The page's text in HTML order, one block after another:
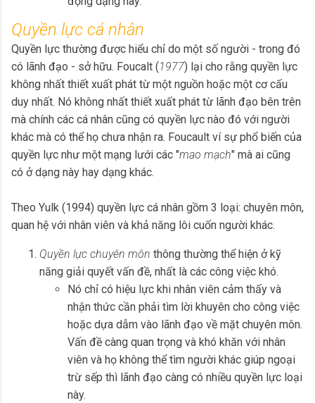
Quyền lực cá nhân
Quyền lực thường được hiểu chỉ do một số người - trong đó
có lãnh đạo - sở hữu. Foucalt (1977) lại cho rằng quyền lực
không nhất thiết xuất phát từ một nguồn hoặc một cơ cấu
duy nhất. Nó không nhất thiết xuất phát từ lãnh đạo bên trên
mà chính các cá nhân cũng có quyền lực nào đó với người
khác mà có thể họ chưa nhận ra. Foucault ví sự phổ biến của
quyền lực như một mạng lưới các "mao mạch" mà ai cũng
có ở dạng này hay dạng khác.
Theo Yulk (1994) quyền lực cá nhân gồm 3 loại: chuyên môn,
quan hệ với nhân viên và khả năng lôi cuốn người khác.
Quyền lực chuyên môn thông thường thể hiện ở kỹ
năng giải quyết vấn đề, nhất là các công việc khó.
Nó chỉ có hiệu lực khi nhân viên cảm thấy và
nhận thức cần phải tìm lời khuyên cho công việc
hoặc dựa dẫm vào lãnh đạo về mặt chuyên môn.
Vấn đề càng quan trọng và khó khăn với nhân
viên và họ không thể tìm người khác giúp ngoại
trừ sếp thì lãnh đạo càng có nhiều quyền lực loại
này.